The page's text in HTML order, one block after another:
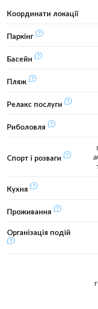
Координати локації
Паркінг
Басейн
Пляж
Релакс послуги
Риболовля
Спорт і розваги
Кухня
Проживання
Організація подій